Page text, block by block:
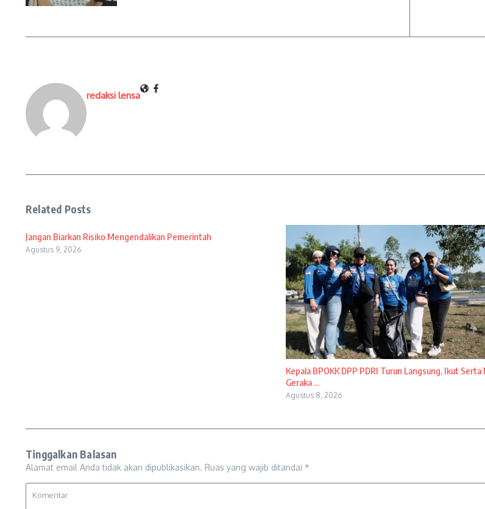
redaksi lensa
Related Posts
Jangan Biarkan Risiko Mengendalikan Pemerintah
Agustus 9, 2026
Kepala BPOKK DPP PDRI Turun Langsung, Ikut
Geraka ...
Agustus 8, 2026
Tinggalkan Balasan
Alamat email Anda tidak akan dipublikasikan. Ruas yang wajib ditandai *